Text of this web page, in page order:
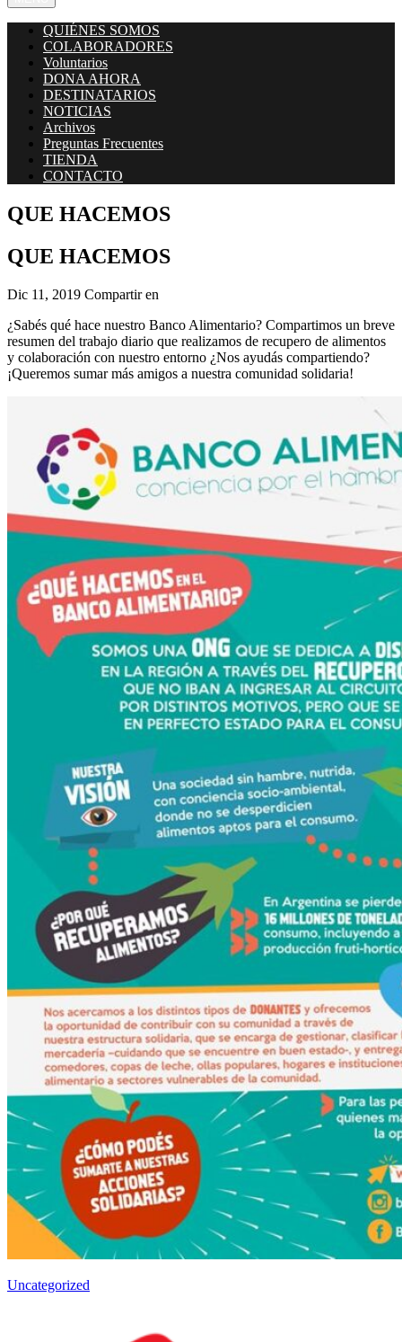
QUIÉNES SOMOS
COLABORADORES
Voluntarios
DONA AHORA
DESTINATARIOS
NOTICIAS
Archivos
Preguntas Frecuentes
TIENDA
CONTACTO
QUE HACEMOS
QUE HACEMOS
Dic 11, 2019 Compartir en
¿Sabés qué hace nuestro Banco Alimentario? Compartimos un breve
resumen del trabajo diario que realizamos de recupero de alimentos
y colaboración con nuestro entorno ¿Nos ayudás compartiendo?
¡Queremos sumar más amigos a nuestra comunidad solidaria!
Uncategorized